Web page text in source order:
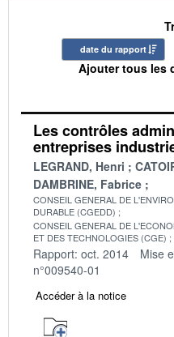
date du rapport
Ajouter tous les
Les contrôles
entreprises
LEGRAND, Henri
DAMBRINE, Fabrice
CONSEIL GENERAL DE
DURABLE (CGEDD)
CONSEIL GENERAL DE
ET DES TECHNOLOGIES (CGE)
Rapport: oct. 2014 Mise
n°009540-01
Accéder à la notice